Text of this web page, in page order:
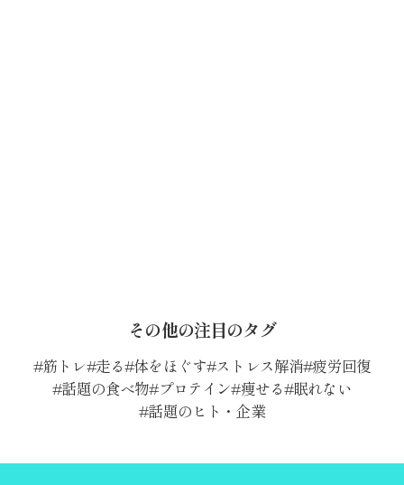
その他の注目のタグ
筋トレ 走る 体をほぐす ストレス解消 疲労回復
話題の食べ物 プロテイン 痩せる 眠れない
話題のヒト・企業